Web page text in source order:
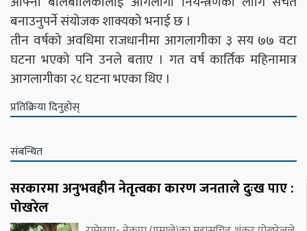
बनाउनुपर्ने संयोजक शाक्यको भनाई छ ।
तीन वर्षको अवधिमा राजधानीमा आगलागीका ३ सय ७७ वटा
घटना भएको पनि उनले बताए । गत वर्ष कार्तिक महिनामात्र
आगलागीका २८ घटना भएका थिए ।
प्रतिक्रिया दिनुहोस्
संबन्धित
सरकारमा अनुभवहीन नेतृत्वका कारण जनताले दुःख पाए :
पोखरेल